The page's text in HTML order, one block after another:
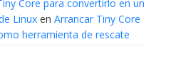
Core para convertirlo en un
Linuxen Arrancar Tiny Core
herramienta de rescate